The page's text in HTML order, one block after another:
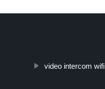
video intercom wifi